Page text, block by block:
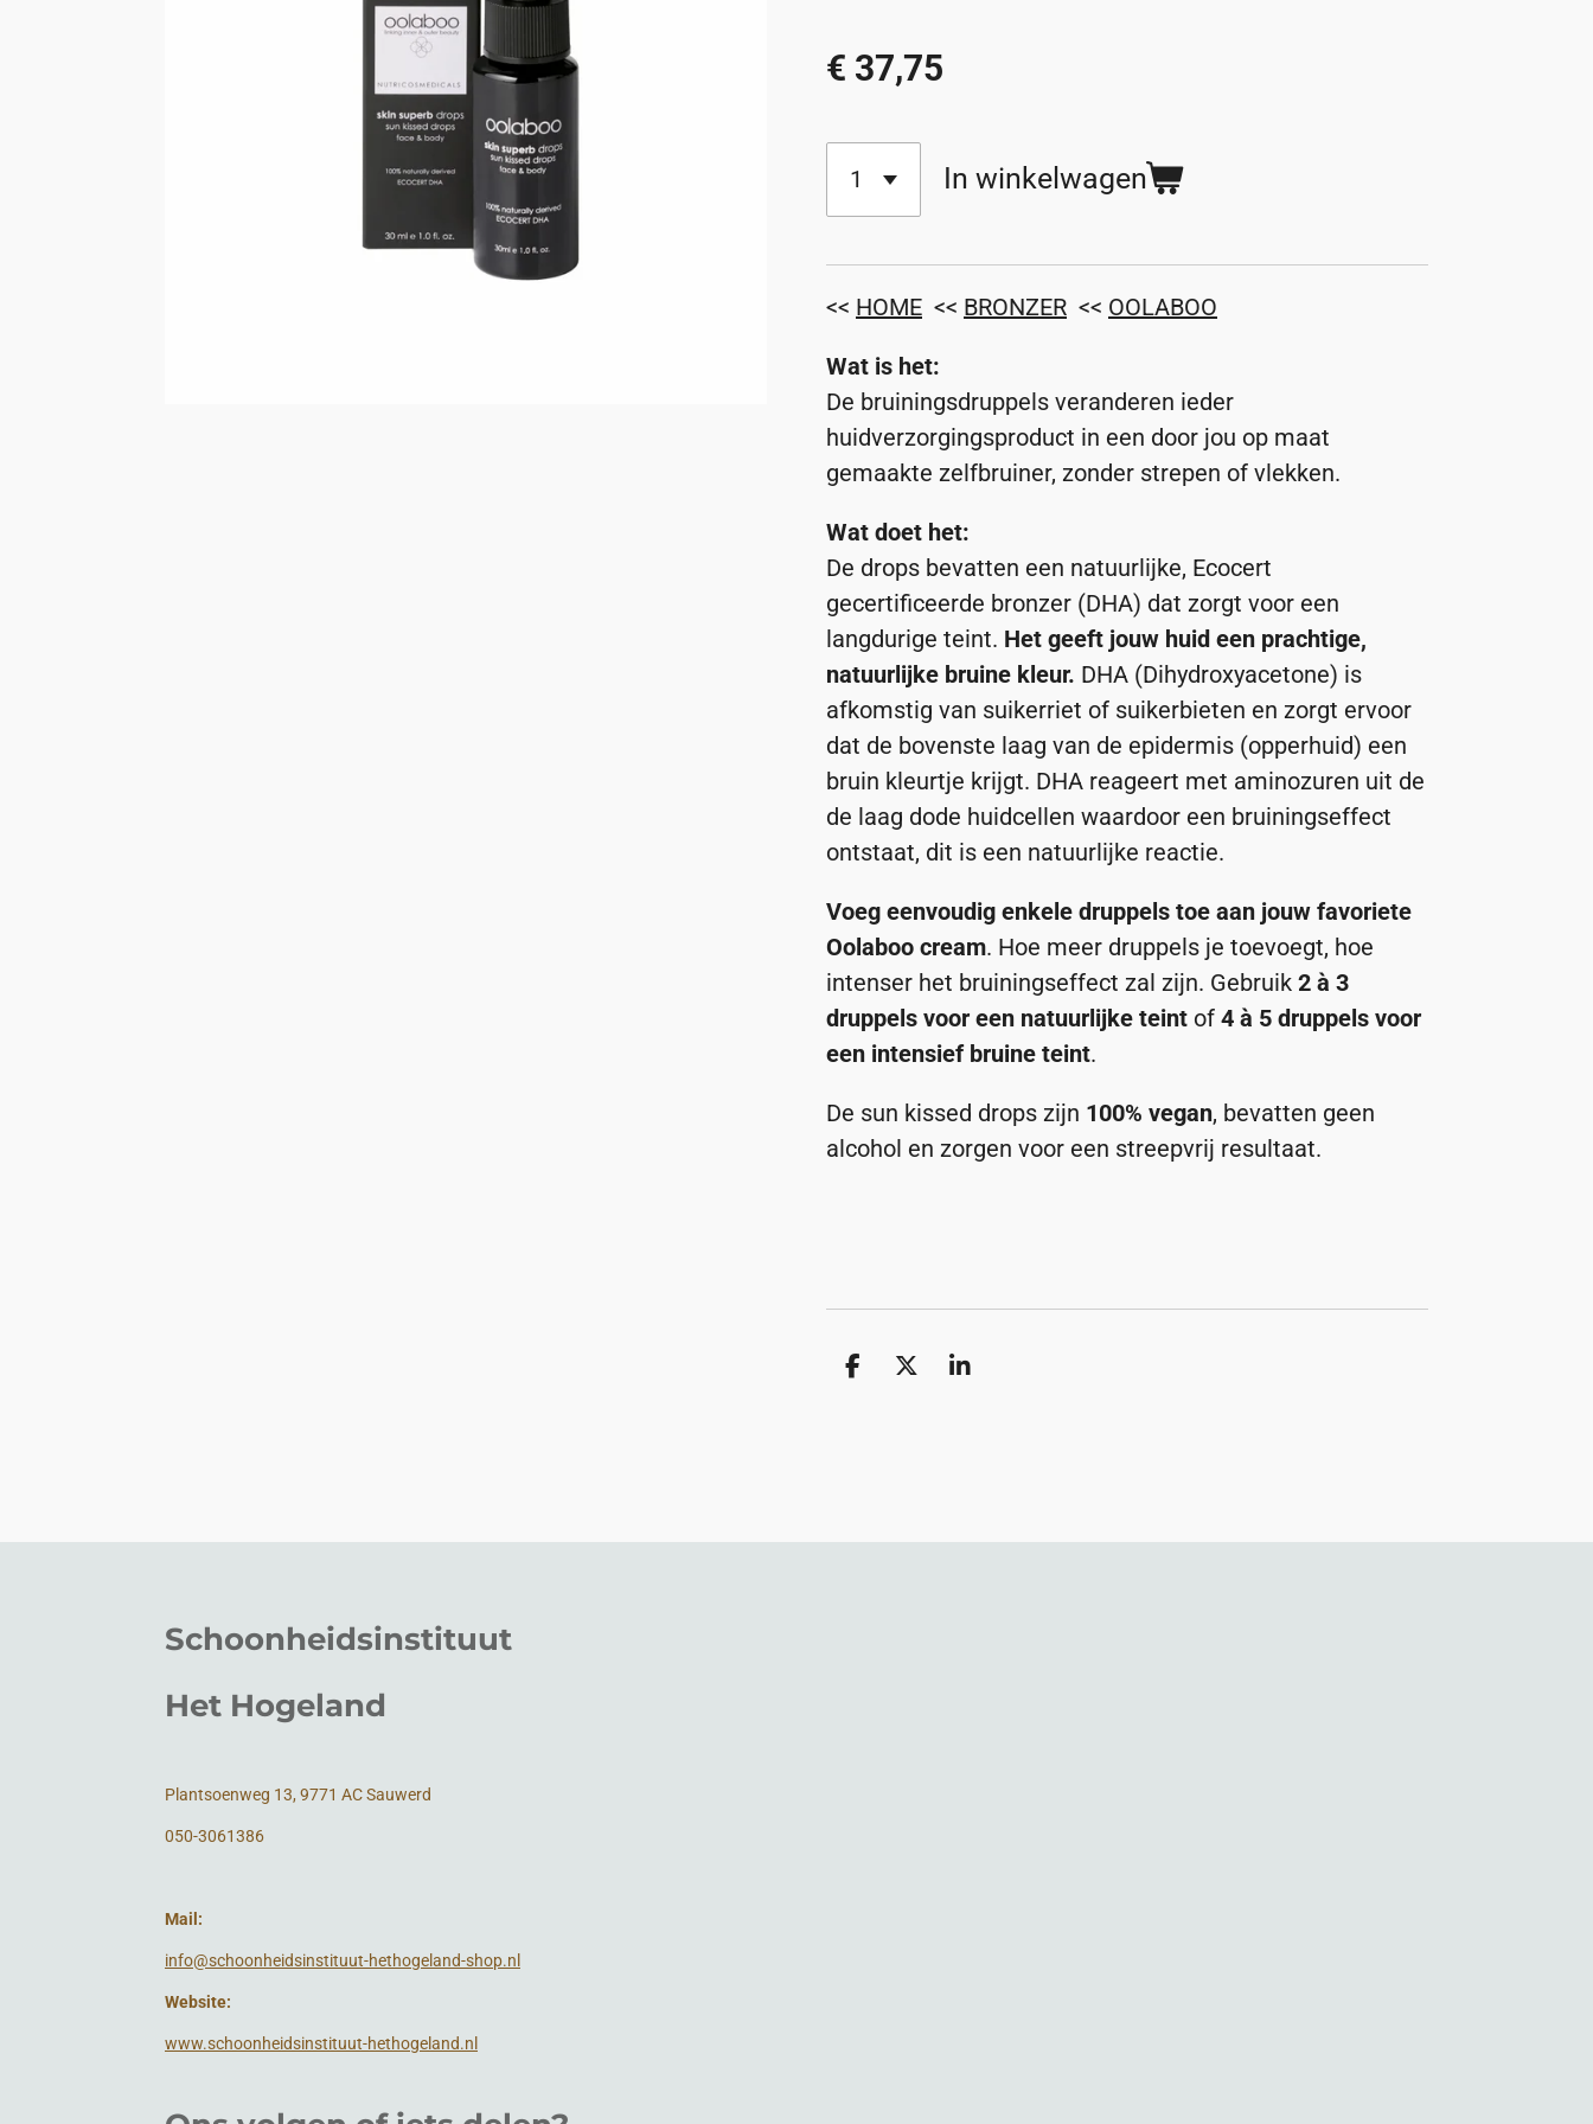
€ 37,75
In winkelwagen
<< HOME << BRONZER << OOLABOO
Wat is het:
De bruiningsdruppels veranderen ieder
huidverzorgingsproduct in een door jou op maat
gemaakte zelfbruiner, zonder strepen of vlekken.
Wat doet het:
De drops bevatten een natuurlijke, Ecocert
gecertificeerde bronzer (DHA) dat zorgt voor een
langdurige teint. Het geeft jouw huid een prachtige,
natuurlijke bruine kleur. DHA (Dihydroxyacetone) is
afkomstig van suikerriet of suikerbieten en zorgt ervoor
dat de bovenste laag van de epidermis (opperhuid) een
bruin kleurtje krijgt. DHA reageert met aminozuren uit de
de laag dode huidcellen waardoor een bruiningseffect
ontstaat, dit is een natuurlijke reactie.
Voeg eenvoudig enkele druppels toe aan jouw favoriete
Oolaboo cream. Hoe meer druppels je toevoegt, hoe
intenser het bruiningseffect zal zijn. Gebruik 2 à 3
druppels voor een natuurlijke teint of 4 à 5 druppels voor
een intensief bruine teint.
De sun kissed drops zijn 100% vegan, bevatten geen
alcohol en zorgen voor een streepvrij resultaat.
D
D
S
Schoonheidsinstituut
Het Hogeland
Plantsoenweg 13, 9771 AC Sauwerd
050-3061386
Mail:
info@schoonheidsinstituut-hethogeland-shop.nl
Website:
www.schoonheidsinstituut-hethogeland.nl